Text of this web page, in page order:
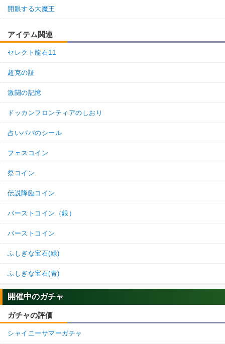
開眼する大魔王
アイテム関連
セレクト龍石11
超克の証
激闘の記憶
ドッカンフロンティアのしおり
占いババのシール
フェスコイン
祭コイン
伝説降臨コイン
バーストコイン（銀）
バーストコイン
ふしぎな宝石(緑)
ふしぎな宝石(青)
開催中のガチャ
ガチャの評価
シャイニーサマーガチャ